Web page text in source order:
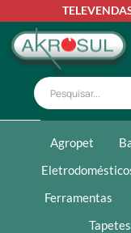
Agropet
Ferramentas
Tapetes